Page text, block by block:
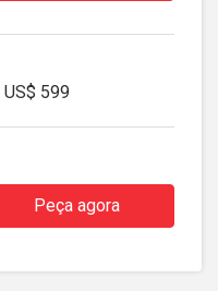
US$ 599
Peça agora